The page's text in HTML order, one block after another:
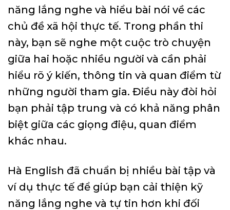
năng lắng nghe và hiểu bài nói về các
chủ đề xã hội thực tế. Trong phần thi
này, bạn sẽ nghe một cuộc trò chuyện
giữa hai hoặc nhiều người và cần phải
hiểu rõ ý kiến, thông tin và quan điểm từ
những người tham gia. Điều này đòi hỏi
bạn phải tập trung và có khả năng phân
biệt giữa các giọng điệu, quan điểm
khác nhau.
Hà English đã chuẩn bị nhiều bài tập và
ví dụ thực tế để giúp bạn cải thiện kỹ
năng lắng nghe và tự tin hơn khi đối